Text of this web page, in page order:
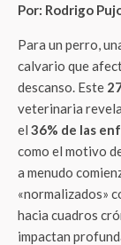
Por: Rodrigo
Para un perro,
calvario que
descanso. Este
veterinaria
el 36% de las
como el motivo
a menudo
«normalizados»
hacia cuadros
impactan